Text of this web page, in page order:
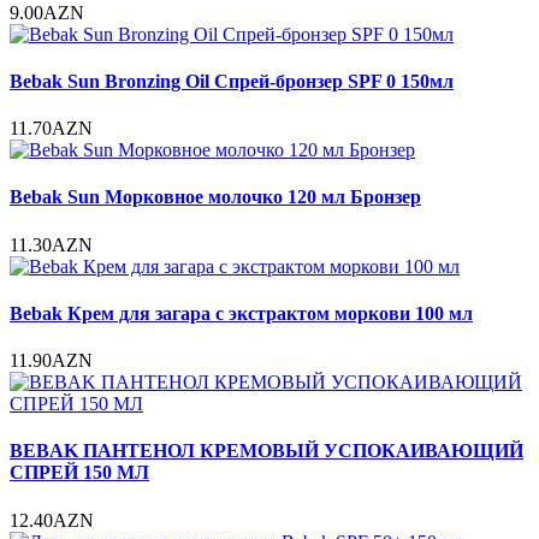
9.00AZN
Bebak Sun Bronzing Oil Спрей-бронзер SPF 0 150мл
11.70AZN
Bebak Sun Морковное молочко 120 мл Бронзер
11.30AZN
Bebak Крем для загара с экстрактом моркови 100 мл
11.90AZN
BEBAK ПАНТЕНОЛ КРЕМОВЫЙ УСПОКАИВАЮЩИЙ
СПРЕЙ 150 МЛ
12.40AZN